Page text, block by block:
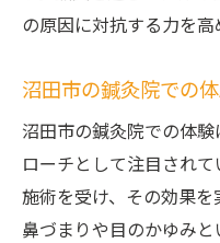
の原因に対抗する力を高
沼田市の鍼灸院での
沼田市の鍼灸院での体
ローチとして注目され
施術を受け、その効果を
鼻づまりや目のかゆみ